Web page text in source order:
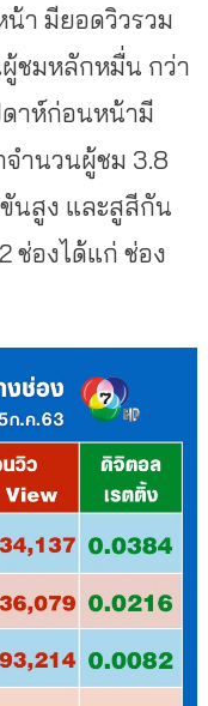
า มียอดวิวรวม
ชมหลักหมื่น กว่า
าห์ก่อนหน้ามี
จำนวนผู้ชม 3.8
นสูง และสูสีกัน
ช่องได้แก่ ช่อง